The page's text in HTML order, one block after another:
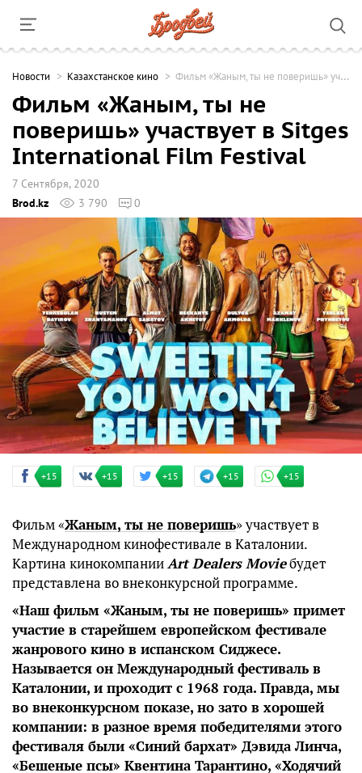
Новости Казахстанское кино Фильм «Жаным, ты не поверишь» участвует в Sitges International Film Festival
Фильм «Жаным, ты не
поверишь» участвует в Sitges
International Film Festival
7 Сентября, 2020
Brod.kz
3 790 0
+15 +15 +15 +15 +15
Фильм «Жаным, ты не поверишь» участвует в
Международном кинофестивале в Каталонии.
Картина кинокомпанииArt Dealers Movieбудет
представлена во внеконкурсной программе.
«Наш фильм «Жаным, ты не поверишь» примет
участие в старейшем европейском фестивале
жанрового кино в испанском Сиджесе.
Называется он Международный фестиваль в
Каталонии, и проходит с 1968 года. Правда, мы
во внеконкурсном показе, но зато в хорошей
компании: в разное время победителями этого
фестиваля были «Синий бархат» Дэвида Линча,
«Бешеные псы» Квентина Тарантино, «Ходячий